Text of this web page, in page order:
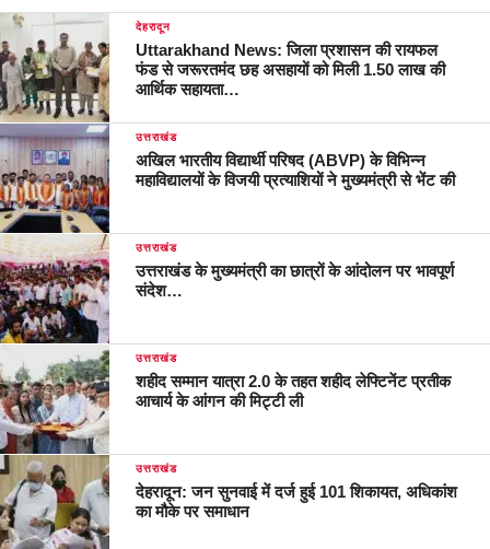
देहरादून
Uttarakhand News: जिला प्रशासन की रायफल
फंड से जरूरतमंद छह असहायों को मिली 1.50 लाख की
आर्थिक सहायता…
उत्तराखंड
अखिल भारतीय विद्यार्थी परिषद (ABVP) के विभिन्न
महाविद्यालयों के विजयी प्रत्याशियों ने मुख्यमंत्री से भेंट की
उत्तराखंड
उत्तराखंड के मुख्यमंत्री का छात्रों के आंदोलन पर भावपूर्ण
संदेश…
उत्तराखंड
शहीद सम्मान यात्रा 2.0 के तहत शहीद लेफ्टिनेंट प्रतीक
आचार्य के आंगन की मिट्टी ली
उत्तराखंड
देहरादून: जन सुनवाई में दर्ज हुई 101 शिकायत, अधिकांश
का मौके पर समाधान